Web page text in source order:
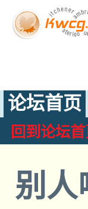
论坛首页
回到论坛
别